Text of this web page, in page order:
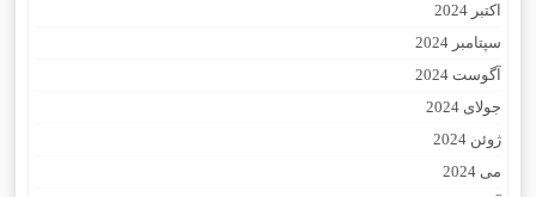
اکتبر 2024
سپتامبر 2024
آگوست 2024
جولای 2024
ژوئن 2024
می 2024